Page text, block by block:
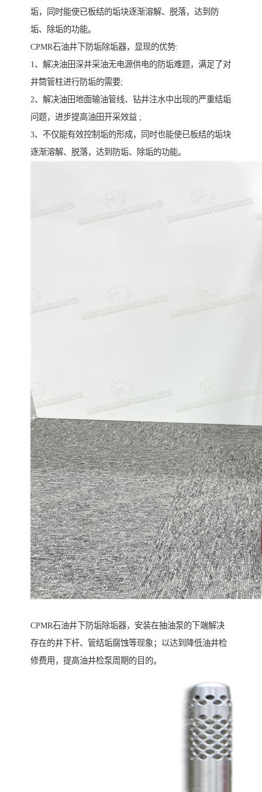
垢，同时能使已板结的垢块逐渐溶解、脱落，达到防
垢、除垢的功能。
CPMR石油井下防垢除垢器，显现的优势:
1、解决油田深井采油无电源供电的防垢难题，满足了对
井筒管柱进行防垢的需要;
2、解决油田地面输油管线、钻井注水中出现的严重结垢
问题，进步提高油田开采效益 ;
3、不仅能有效控制垢的形成，同时也能使已板结的垢块
逐渐溶解、脱落，达到防垢、除垢的功能。
CPMR石油井下防垢除垢器，安装在抽油泵的下端解决
存在的井下杆、管结垢腐蚀等现象；以达到降低油井检
修费用，提高油井检泵周期的目的。